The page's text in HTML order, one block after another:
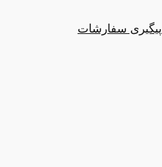
پیگیری سفارشات